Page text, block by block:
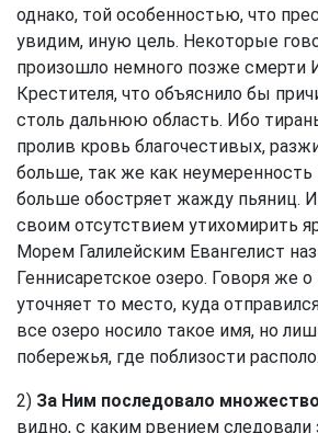
однако, той особенностью, что
увидим, иную цель. Некоторые
произошло немного позже смерти
Крестителя, что объяснило бы
столь дальнюю область. Ибо
пролив кровь благочестивых,
больше, так же как
больше обостряет жажду пьяниц.
своим отсутствием утихомирить
Морем Галилейским Евангелист
Геннисаретское озеро. Говоря же
уточняет то место, куда
все озеро носило такое имя, но
побережья, где поблизости
2) За Ним последовало
видно, с каким рвением следовали